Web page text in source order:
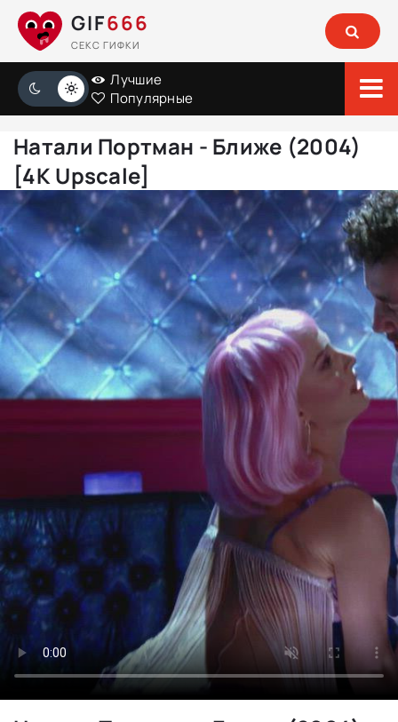
GIF666
СЕКС ГИФКИ
Лучшие
Популярные
Натали Портман - Ближе (2004)
[4K Upscale]